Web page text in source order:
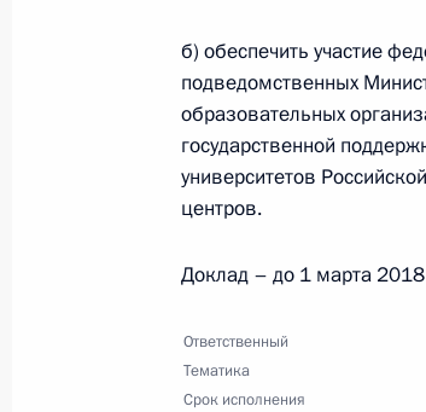
по реализации
2 декабря 2017 года, 18:00
Перечень поручений
2 декабря 2017 года, 14:00
15 ноября 2017 года,
б) обеспечить участие
подведомственных
образовательных
государственной
университетов
центров.
Доклад – до 1 марта 2018
Ответственный
Тематика
Срок исполнения